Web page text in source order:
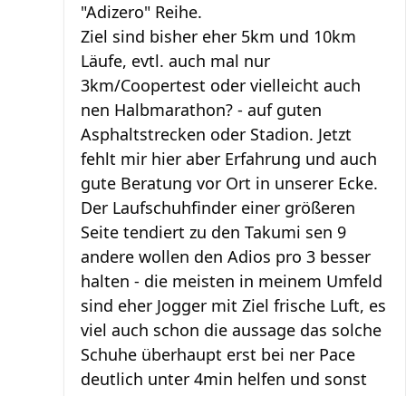
"Adizero" Reihe.
Ziel sind bisher eher 5km und 10km
Läufe, evtl. auch mal nur
3km/Coopertest oder vielleicht auch
nen Halbmarathon? - auf guten
Asphaltstrecken oder Stadion. Jetzt
fehlt mir hier aber Erfahrung und auch
gute Beratung vor Ort in unserer Ecke.
Der Laufschuhfinder einer größeren
Seite tendiert zu den Takumi sen 9
andere wollen den Adios pro 3 besser
halten - die meisten in meinem Umfeld
sind eher Jogger mit Ziel frische Luft, es
viel auch schon die aussage das solche
Schuhe überhaupt erst bei ner Pace
deutlich unter 4min helfen und sonst